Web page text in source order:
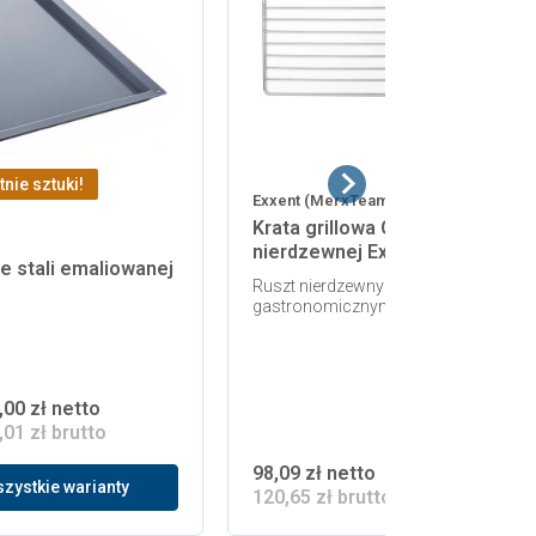
sztuki!
stali emaliowanej
zł netto
zł brutto
warianty
Exxent (MerxTeam)
Krata grillowa GN 1/1 ze stali
nierdzewnej Exxent 69032
Ruszt nierdzewny w standardzie
gastronomicznym 1/1
98,09 zł netto
120,65 zł brutto